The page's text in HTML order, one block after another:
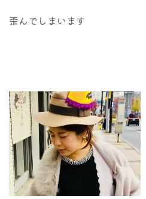
歪んでしまいます